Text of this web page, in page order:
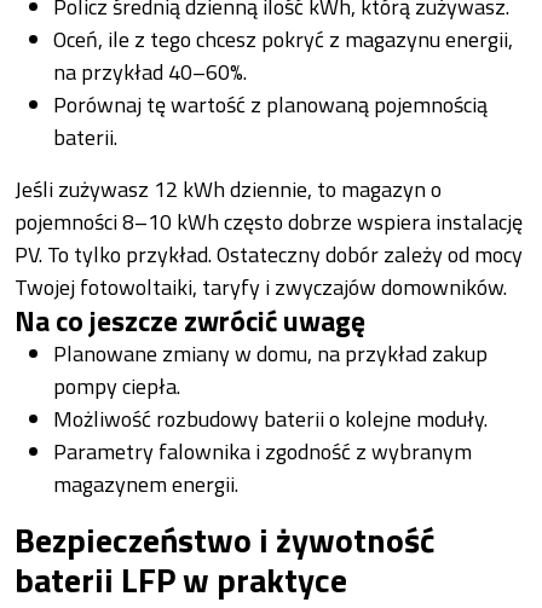
Policz średnią dzienną ilość kWh, którą zużywasz.
Oceń, ile z tego chcesz pokryć z magazynu energii,
na przykład 40–60%.
Porównaj tę wartość z planowaną pojemnością
baterii.
Jeśli zużywasz 12 kWh dziennie, to magazyn o
pojemności 8–10 kWh często dobrze wspiera instalację
PV. To tylko przykład. Ostateczny dobór zależy od mocy
Twojej fotowoltaiki, taryfy i zwyczajów domowników.
Na co jeszcze zwrócić uwagę
Planowane zmiany w domu, na przykład zakup
pompy ciepła.
Możliwość rozbudowy baterii o kolejne moduły.
Parametry falownika i zgodność z wybranym
magazynem energii.
Bezpieczeństwo i żywotność
baterii LFP w praktyce